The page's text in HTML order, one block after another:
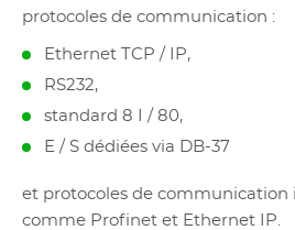
protocoles de communication :
Ethernet TCP / IP,
RS232,
standard 8 I / 80,
E / S dédiées via DB-37
et protocoles de communication
comme Profinet et Ethernet IP.